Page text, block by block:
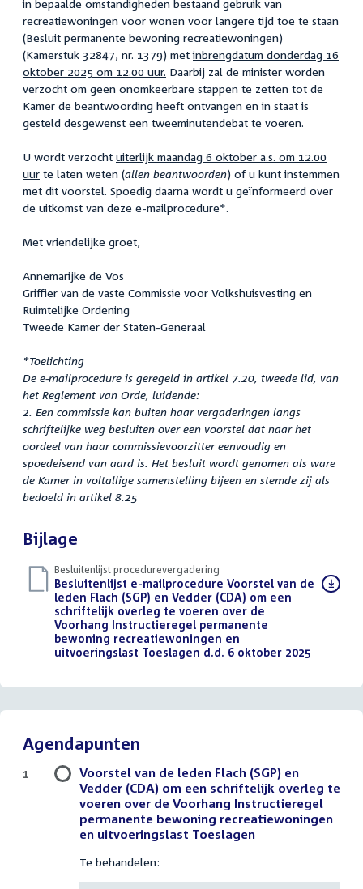
in bepaalde omstandigheden bestaand gebruik van
recreatiewoningen voor wonen voor langere tijd toe te staan
(Besluit permanente bewoning recreatiewoningen)
(Kamerstuk 32847, nr. 1379) metinbrengdatum donderdag 16
oktober 2025 om 12.00 uur. Daarbij zal de minister worden
verzocht om geen onomkeerbare stappen te zetten tot de
Kamer de beantwoording heeft ontvangen en in staat is
gesteld desgewenst een tweeminutendebat te voeren.
U wordt verzocht uiterlijk maandag 6 oktober a.s. om 12.00
uur te laten weten (allen beantwoorden) of u kunt instemmen
met dit voorstel. Spoedig daarna wordt u geïnformeerd over
de uitkomst van deze e-mailprocedure*.
Met vriendelijke groet,
Annemarijke de Vos
Griffier van de vaste Commissie voor Volkshuisvesting en
Ruimtelijke Ordening
Tweede Kamer der Staten-Generaal
*Toelichting
De e-mailprocedure is geregeld in artikel 7.20, tweede lid, van
het Reglement van Orde, luidende:
2. Een commissie kan buiten haar vergaderingen langs
schriftelijke weg besluiten over een voorstel dat naar het
oordeel van haar commissievoorzitter eenvoudig en
spoedeisend van aard is. Het besluit wordt genomen als ware
de Kamer in voltallige samenstelling bijeen en stemde zij als
bedoeld in artikel 8.25
Bijlage
Besluitenlijst procedurevergadering
Download
bestand:
Besluitenlijst e-mailprocedure Voorstel van de
leden Flach (SGP) en Vedder (CDA) om een
schriftelijk overleg te voeren over de
Voorhang Instructieregel permanente
bewoning recreatiewoningen en
uitvoeringslast Toeslagen d.d. 6 oktober 2025
Agendapunten
Voorstel van de leden Flach (SGP) en
Vedder (CDA) om een schriftelijk overleg te
voeren over de Voorhang Instructieregel
permanente bewoning recreatiewoningen
en uitvoeringslast Toeslagen
Te behandelen:
1